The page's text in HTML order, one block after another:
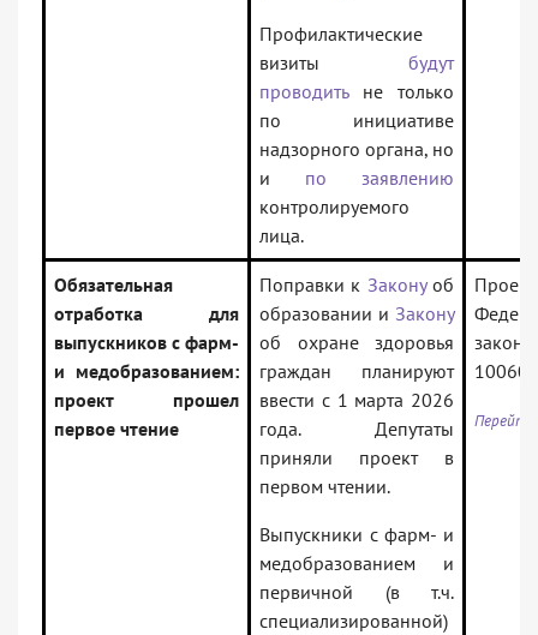
Профилактические
визиты будут
проводитьне только
по инициативе
надзорного органа, но
и по заявлению
контролируемого
лица.
Обязательная
отработка для
выпускников с фарм-
и медобразованием:
проект прошел
первое чтение
Поправки к Законуоб
образовании и Закону
об охране здоровья
граждан планируют
ввести с 1 марта 2026
года. Депутаты
приняли проект в
первом чтении.
Выпускники с фарм- и
медобразованием и
первичной (в т.ч.
специализированной)
Проект
Перейти